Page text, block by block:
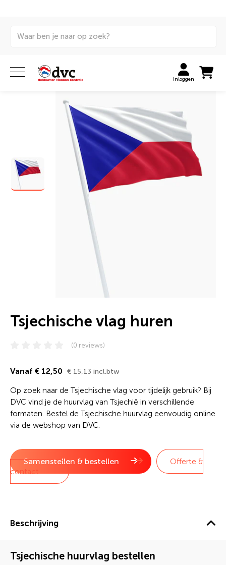
Inloggen
Tsjechische vlag huren
(0 reviews)
Vanaf € 12,50 € 15,13 incl.btw
Op zoek naar de Tsjechische vlag voor tijdelijk gebruik? Bij
DVC vind je de huurvlag van Tsjechië in verschillende
formaten. Bestel de Tsjechische huurvlag eenvoudig online
via de webshop van DVC.
Samenstellen & bestellen
Offerte &
contact
Beschrijving
Tsjechische huurvlag bestellen